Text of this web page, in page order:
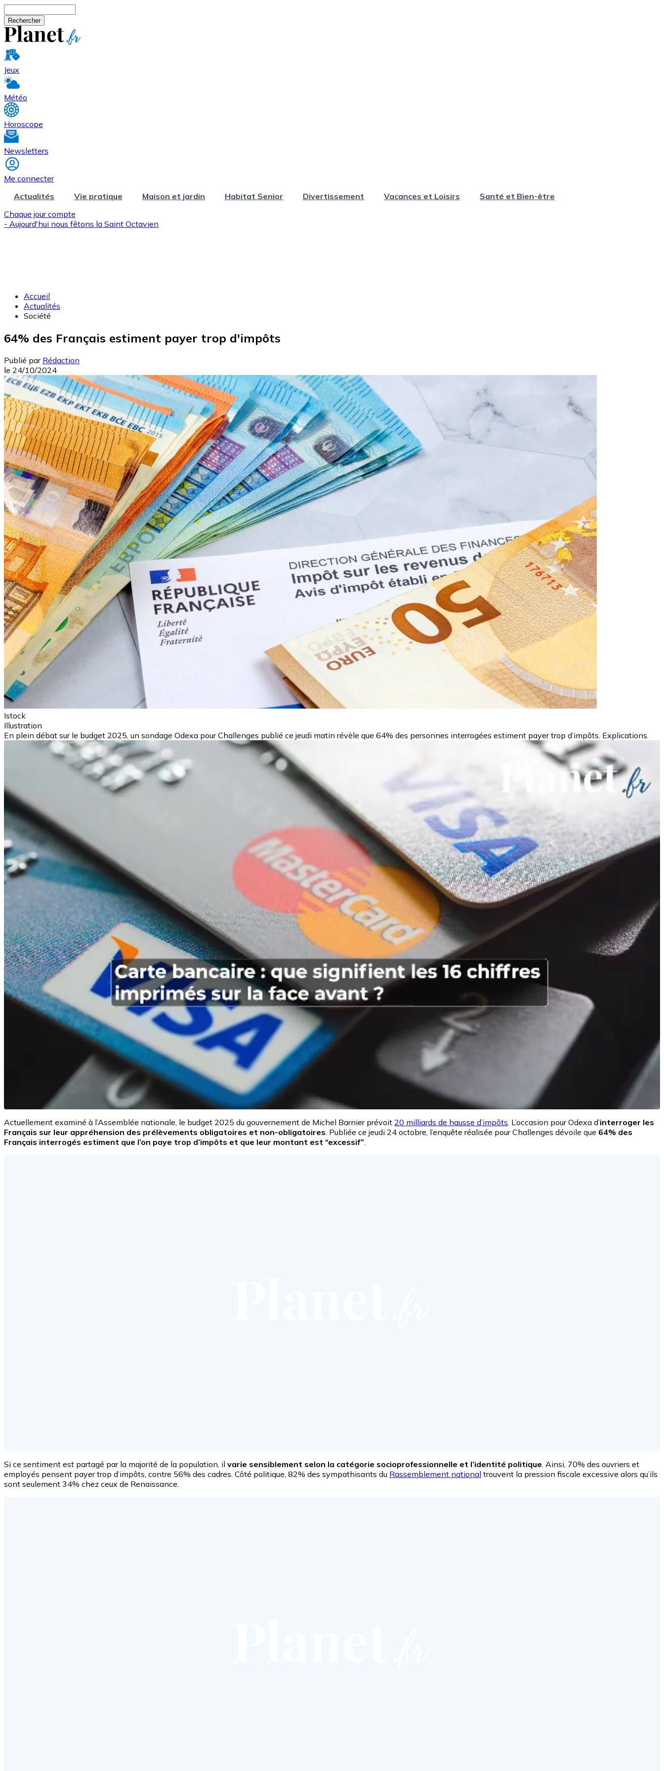
Jeux
Météo
Horoscope
Newsletters
Me connecter
Actualités
Vie pratique Maison et jardin Habitat Senior Divertissement Vacances et Loisirs
Santé et Bien-être
Chaque jour compte
- Aujourd'hui nous fêtons la Saint Octavien
Accueil
Actualités
Société
64% des Français estiment payer trop d'impôts
Publié par Rédaction
le 24/10/2024
Istock
Illustration
En plein débat sur le budget 2025, un sondage Odexa pour Challenges publié ce jeudi matin révèle que 64% des personnes interrogées estiment payer trop d’impôts. Explications.
Actuellement examiné à l’Assemblée nationale, le budget 2025 du gouvernement de Michel Barnier prévoit 20 milliards de hausse d’impôts . L’occasion pour Odexa d’interroger les
Français sur leur appréhension des prélèvements obligatoires et non-obligatoires . Publiée ce jeudi 24 octobre, l’enquête réalisée pour Challenges dévoile que 64% des
Français interrogés estiment que l’on paye trop d’impôts et que leur montant est “excessif”
Si ce sentiment est partagé par la majorité de la population, il varie sensiblement selon la catégorie socioprofessionnelle et l’identité politique . Ainsi, 70% des ouvriers et
employés pensent payer trop d’impôts, contre 56% des cadres. Côté politique, 82% des sympathisants du Rassemblement national trouvent la pression fiscale excessive alors qu’ils
sont seulement 34% chez ceux de Renaissance.